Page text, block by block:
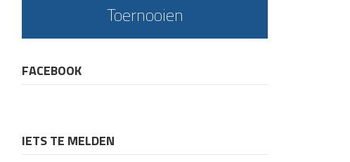
Toernooien
FACEBOOK
IETS TE MELDEN